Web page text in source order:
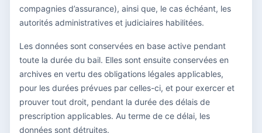
compagnies d’assurance), ainsi que, le cas échéant, les
autorités administratives et judiciaires habilitées.
Les données sont conservées en base active pendant
toute la durée du bail. Elles sont ensuite conservées en
archives en vertu des obligations légales applicables,
pour les durées prévues par celles-ci, et pour exercer et
prouver tout droit, pendant la durée des délais de
prescription applicables. Au terme de ce délai, les
données sont détruites.